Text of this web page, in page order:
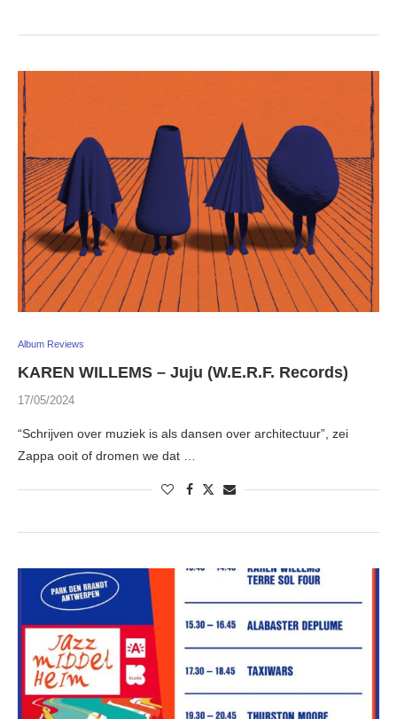
Album Reviews
KAREN WILLEMS – Juju (W.E.R.F. Records)
17/05/2024
“Schrijven over muziek is als dansen over architectuur”, zei
Zappa ooit of dromen we dat …